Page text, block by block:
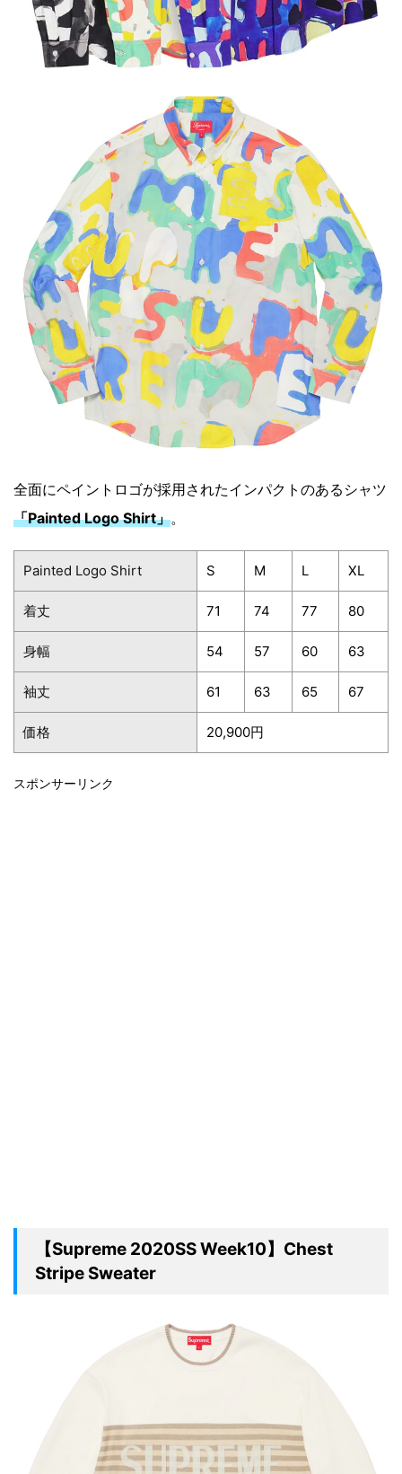
全面にペイントロゴが採用されたインパクトのあるシャツ
「Painted Logo Shirt」。
Painted Logo Shirt S M L XL
着丈 71 74 77 80
身幅 54 57 60 63
袖丈 61 63 65 67
価格 20,900円
スポンサーリンク
【Supreme 2020SS Week10】Chest
Stripe Sweater